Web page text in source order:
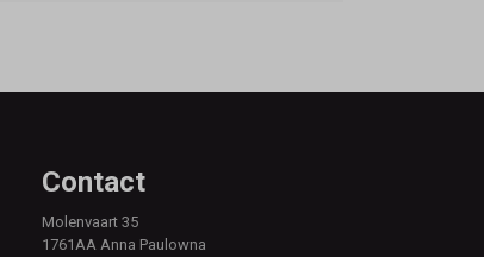
Contact
Molenvaart 35
1761AA Anna Paulowna